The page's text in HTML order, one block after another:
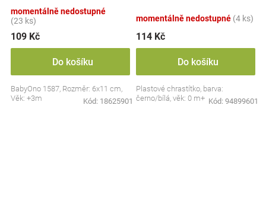
momentálně nedostupné
(23 ks)
109 Kč
Do košíku
BabyOno 1587, Rozměr: 6x11 cm,
Věk: +3m
Kód: 18625901
momentálně nedostupné (4 ks)
114 Kč
Do košíku
Plastové chrastítko, barva:
černo/bílá, věk: 0 m+ Kód: 94899601